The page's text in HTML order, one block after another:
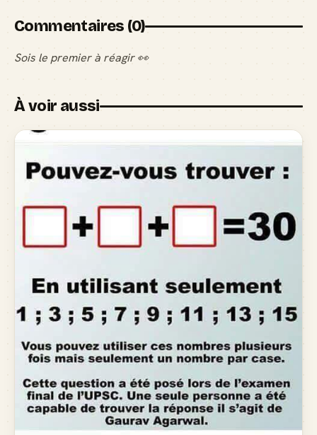
Commentaires (0)
Sois le premier à réagir 👀
À voir aussi